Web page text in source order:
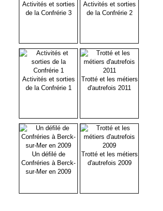
Activités et sorties
de la Confrérie 3
Activités et sorties
de la Confrérie 2
Activités et sorties
de la Confrérie 1
Trotté et les métiers
d'autrefois 2011
Un défilé de
Confréries à Berck-
sur-Mer en 2009
Trotté et les métiers
d'autrefois 2009